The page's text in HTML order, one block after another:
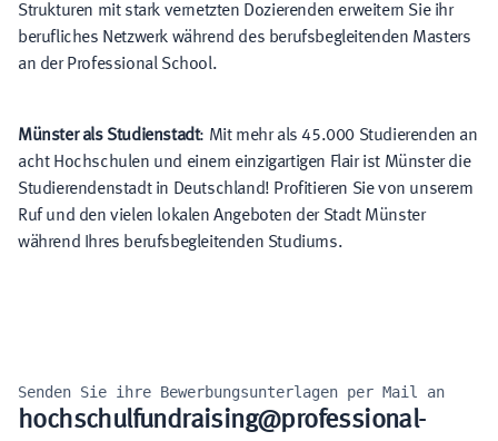
Strukturen mit stark vernetzten Dozierenden erweitern Sie ihr
berufliches Netzwerk während des berufsbegleitenden Masters
an der Professional School.
Münster als Studienstadt: Mit mehr als 45.000 Studierenden an
acht Hochschulen und einem einzigartigen Flair ist Münster die
Studierendenstadt in Deutschland! Profitieren Sie von unserem
Ruf und den vielen lokalen Angeboten der Stadt Münster
während Ihres berufsbegleitenden Studiums.
Senden Sie ihre Bewerbungsunterlagen per Mail an
hochschulfundraising@professional-